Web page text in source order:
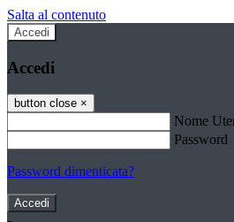
Salta al contenuto
Accedi
Accedi
button close ×
Nome
Password
Password dimenticata?